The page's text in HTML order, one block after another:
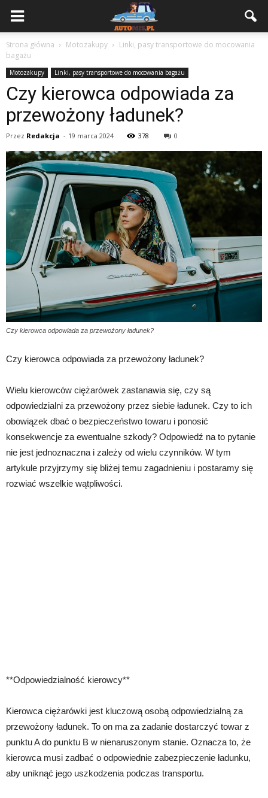
Strona główna Motozakupy
Linki, pasy transportowe do mocowania
bagażu
Motozakupy Linki, pasy transportowe do mocowania bagażu
Czy kierowca odpowiada za
przewożony ładunek?
Przez Redakcja - 19 marca 2024 378 0
Czy kierowca odpowiada za przewożony ładunek?
Czy kierowca odpowiada za przewożony ładunek?
Wielu kierowców ciężarówek zastanawia się, czy są
odpowiedzialni za przewożony przez siebie ładunek. Czy to ich
obowiązek dbać o bezpieczeństwo towaru i ponosić
konsekwencje za ewentualne szkody? Odpowiedź na to pytanie
nie jest jednoznaczna i zależy od wielu czynników. W tym
artykule przyjrzymy się bliżej temu zagadnieniu i postaramy się
rozwiać wszelkie wątpliwości.
**Odpowiedzialność kierowcy**
Kierowca ciężarówki jest kluczową osobą odpowiedzialną za
przewożony ładunek. To on ma za zadanie dostarczyć towar z
punktu A do punktu B w nienaruszonym stanie. Oznacza to, że
kierowca musi zadbać o odpowiednie zabezpieczenie ładunku,
aby uniknąć jego uszkodzenia podczas transportu.